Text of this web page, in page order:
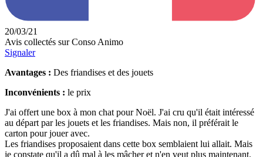
20/03/21
Avis collectés sur Conso Animo
Signaler
Avantages : Des friandises et des jouets
Inconvénients : le prix
J'ai offert une box à mon chat pour Noël. J'ai cru qu'il était intéressé
au départ par les jouets et les friandises. Mais non, il préférait le
carton pour jouer avec.
Les friandises proposaient dans cette box semblaient lui allait. Mais
je constate qu'il a dû mal à les mâcher et n'en veut plus maintenant.